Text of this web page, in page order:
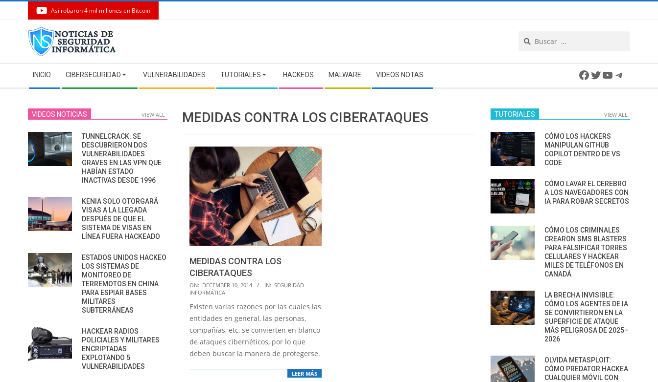
Así robaron 4 mil millones en Bitcoin
Navigation
Menu
INICIO CIBERSEGURIDAD VULNERABILIDADES TUTORIALES HACKEOS MALWARE VIDEOS NOTAS Facebook
Twitter
YouTube
MEDIDAS CONTRA LOS CIBERATAQUES
MEDIDAS CONTRA LOS
CIBERATAQUES
2014-
12-
10
ON: DECEMBER 10, 2014 IN: SEGURIDAD
INFORMÁTICA
Existen varias razones por las cuales las
entidades en general, las personas,
compañías, etc, se convierten en blanco
de ataques cibernéticos, por lo que
deben buscar la manera de protegerse.
LEER MÁS
VIDEOS NOTICIAS VIEW ALL
TUNNELCRACK: SE
DESCUBRIERON DOS
VULNERABILIDADES
GRAVES EN LAS VPN QUE
HABÍAN ESTADO
INACTIVAS DESDE 1996
KENIA SOLO OTORGARÁ
VISAS A LA LLEGADA
DESPUÉS DE QUE EL
SISTEMA DE VISAS EN
LÍNEA FUERA HACKEADO
ESTADOS UNIDOS HACKEO
LOS SISTEMAS DE
MONITOREO DE
TERREMOTOS EN CHINA
PARA ESPIAR BASES
MILITARES
SUBTERRÁNEAS
HACKEAR RADIOS
POLICIALES Y MILITARES
ENCRIPTADAS
EXPLOTANDO 5
VULNERABILIDADES
TUTORIALES VIEW ALL
CÓMO LOS HACKERS
MANIPULAN GITHUB
COPILOT DENTRO DE VS
CODE
CÓMO LAVAR EL CEREBRO
A LOS NAVEGADORES CON
IA PARA ROBAR SECRETOS
CÓMO LOS CRIMINALES
CREARON SMS BLASTERS
PARA FALSIFICAR TORRES
CELULARES Y HACKEAR
MILES DE TELÉFONOS EN
CANADÁ
LA BRECHA INVISIBLE:
CÓMO LOS AGENTES DE IA
SE CONVIRTIERON EN LA
SUPERFICIE DE ATAQUE
MÁS PELIGROSA DE 2025–
2026
OLVIDA METASPLOIT:
CÓMO PREDATOR HACKEA
CUALQUIER MÓVIL CON